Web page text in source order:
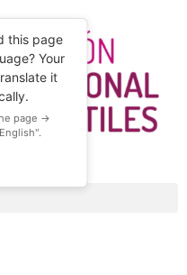
this page
Your
it
page →